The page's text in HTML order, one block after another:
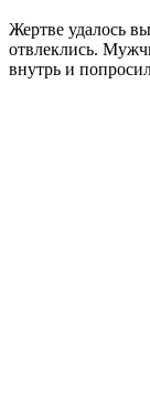
Жертве удалось
отвлеклись.
внутрь и